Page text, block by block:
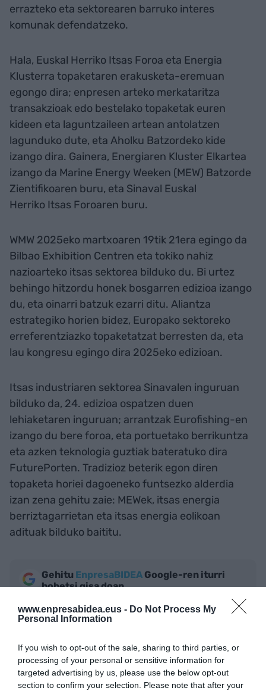
www.enpresabidea.eus - Do Not Process My
Personal Information
If you wish to opt-out of the sale, sharing to third parties, or
processing of your personal or sensitive information for
targeted advertising by us, please use the below opt-out
section to confirm your selection. Please note that after your
errazteko eta sektorearen barruko interes
komunak defendatzeko.
Hala, Euskal Herriko Itsas Foroa eta Energia
Klusterra topaketaren erakusketa-eremuan
egongo dira; enpresen arteko merkataritza
transakzioak edo bestelako topaketak euren
kideen eta laguntzaileen artean antolatzen
lagunduko dute, eta Aholku Batzordeko kide
izango dira. Gainera, Energiaren Kluster Elkartea
izango da Marine Energy Weeken (MEW) Batzorde
Zientifikoaren buru, eta Sinaval Euskal
Herriko Itsas Foroaren buru.
WMW 2025eko martxoaren 19tik 21era egingo da
Bilbao Exhibition Centren eta tokiko nahiz
nazioarteko itsas sektorea bilduko du. Bi urtez
behingo hitzordu honek bosgarren edizioa izango
du, eta oinarri batzuk ezarri ditu. Aliantza
estrategiko horien bidez, Europako sektoreko
erreferentziazko topaketatzat berresten da, eta
lau kongresu egingo dira 2025eko edizioan.
Itsas industriaren sektorea Sinavalen inguruan
bilduko da, 24. edizioa ospatzen duen
lehiaketaren inguruan; arrantzak Eurofishing-en
izango du bere foroa, eta portuetako berrikuntza
eta azken teknologia guztiak bateratuko dira
FuturePorten. Tradizioz beterik egon diren
topaketa horiei dagoeneko funtsezko alderdia
izan zena gehitu zaie: MEWek, itsas energia
berriztagarrietan eta itsas energia eolikoan
adituak bilduko baititu.
Gehitu EnpresaBIDEA Google-ren iturri
hobetsi gisa doan
AKTIBATU ORAIN